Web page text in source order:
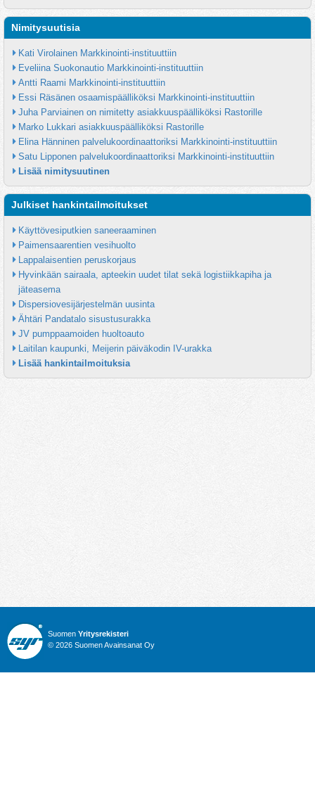
Nimitysuutisia
Kati Virolainen Markkinointi-instituuttiin
Eveliina Suokonautio Markkinointi-instituuttiin
Antti Raami Markkinointi-instituuttiin
Essi Räsänen osaamispäälliköksi Markkinointi-instituuttiin
Juha Parviainen on nimitetty asiakkuuspäälliköksi Rastorille
Marko Lukkari asiakkuuspäälliköksi Rastorille
Elina Hänninen palvelukoordinaattoriksi Markkinointi-instituuttiin
Satu Lipponen palvelukoordinaattoriksi Markkinointi-instituuttiin
Lisää nimitysuutinen
Julkiset hankintailmoitukset
Käyttövesiputkien saneeraaminen
Paimensaarentien vesihuolto
Lappalaisentien peruskorjaus
Hyvinkään sairaala, apteekin uudet tilat sekä logistiikkapiha ja
jäteasema
Dispersiovesijärjestelmän uusinta
Ähtäri Pandatalo sisustusurakka
JV pumppaamoiden huoltoauto
Laitilan kaupunki, Meijerin päiväkodin IV-urakka
Lisää hankintailmoituksia
Suomen Yritysrekisteri
© 2026 Suomen Avainsanat Oy